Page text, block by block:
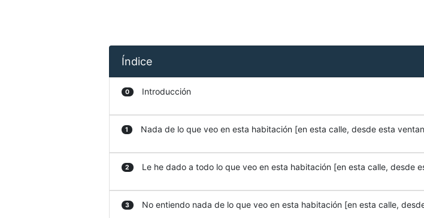
Índice
0 Introducción
1 Nada de lo que veo en esta habitación [en esta calle, desde esta
2 Le he dado a todo lo que veo en esta habitación [en esta calle, desde
3 No entiendo nada de lo que veo en esta habitación [en esta calle,